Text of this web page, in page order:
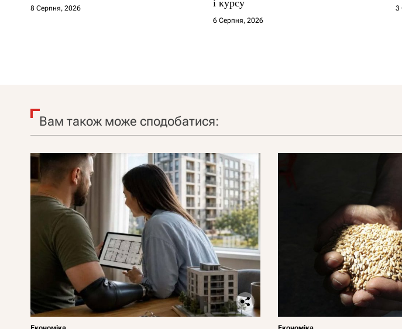
8 Серпня, 2026
і курсу
6 Серпня, 2026
3
Вам також може сподобатися: